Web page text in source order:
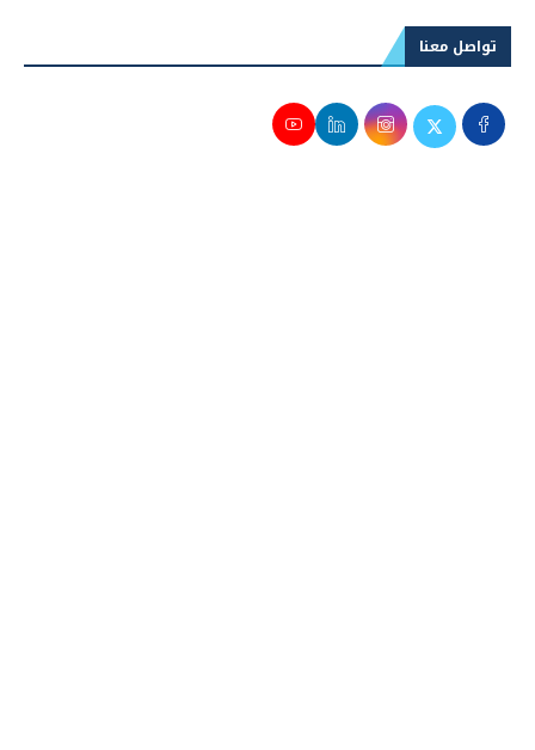
تواصل معنا